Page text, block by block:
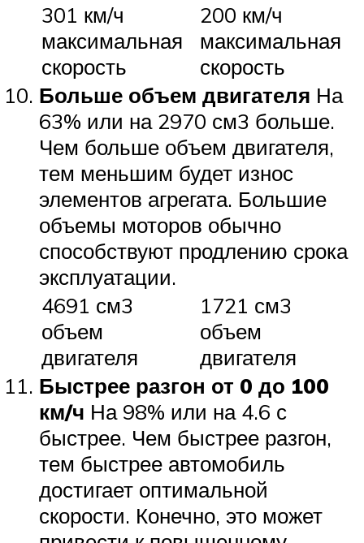
301 км/ч
максимальная
скорость
200 км/ч
максимальная
скорость
Больше объем двигателя На
63% или на 2970 см3 больше.
Чем больше объем двигателя,
тем меньшим будет износ
элементов агрегата. Большие
объемы моторов обычно
способствуют продлению срока
эксплуатации.
4691 см3
объем
двигателя
1721 см3
объем
двигателя
Быстрее разгон от 0 до 100
км/ч На 98% или на 4.6 с
быстрее. Чем быстрее разгон,
тем быстрее автомобиль
достигает оптимальной
скорости. Конечно, это может